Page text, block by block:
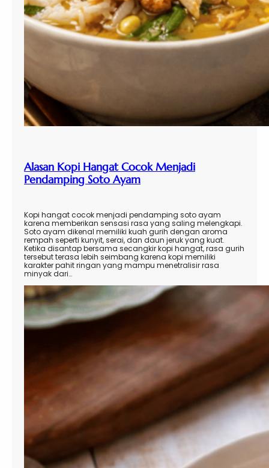
Alasan Kopi Hangat Cocok Menjadi
Pendamping Soto Ayam
Kopi hangat cocok menjadi pendamping soto ayam
karena memberikan sensasi rasa yang saling melengkapi.
Soto ayam dikenal memiliki kuah gurih dengan aroma
rempah seperti kunyit, serai, dan daun jeruk yang kuat.
Ketika disantap bersama secangkir kopi hangat, rasa gurih
tersebut terasa lebih seimbang karena kopi memiliki
karakter pahit ringan yang mampu menetralisir rasa
minyak dari…